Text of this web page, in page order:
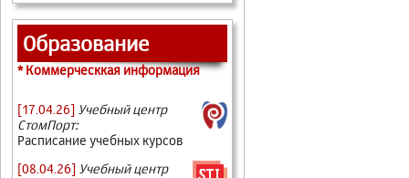
Образование
* Коммерческкая информация
[17.04.26] Учебный центр
СтомПорт:
Расписание учебных курсов
[08.04.26] Учебный центр